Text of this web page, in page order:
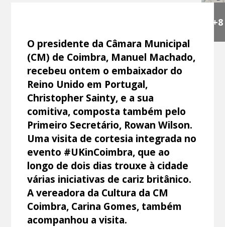
+8
O presidente da Câmara Municipal
(CM) de Coimbra, Manuel Machado,
recebeu ontem o embaixador do
Reino Unido em Portugal,
Christopher Sainty, e a sua
comitiva, composta também pelo
Primeiro Secretário, Rowan Wilson.
Uma visita de cortesia integrada no
evento #UKinCoimbra, que ao
longo de dois dias trouxe à cidade
várias iniciativas de cariz britânico.
A vereadora da Cultura da CM
Coimbra, Carina Gomes, também
acompanhou a visita.